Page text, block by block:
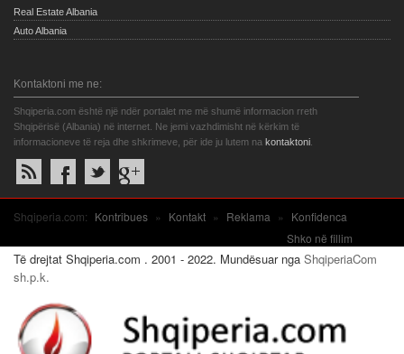
Real Estate Albania
Auto Albania
Kontaktoni me ne:
Shqiperia.com është një ndër portalet me më shumë informacion rreth
Shqipërisë (Albania) në internet. Ne jemi vazhdimisht në kërkim të
informacioneve të reja dhe shkrimeve, për ide ju lutem na kontaktoni
Shqiperia.com: Kontribues » Kontakt » Reklama »
Konfidenca
Shko në fillim
Të drejtat Shqiperia.com . 2001 - 2022. Mundësuar nga ShqiperiaCom
sh.p.k.